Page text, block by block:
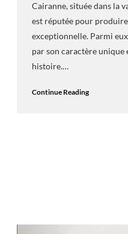
Cairanne, située dans la
est réputée pour
exceptionnelle. Parmi
par son caractère
histoire.…
Continue Reading